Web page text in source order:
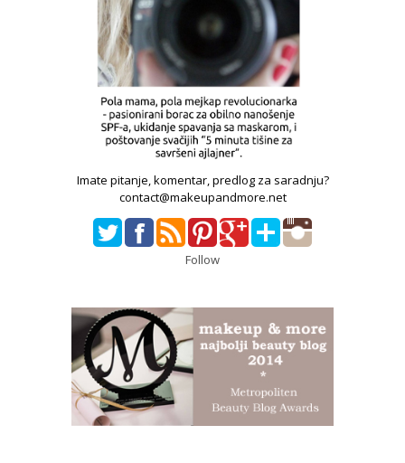
Imate pitanje, komentar, predlog za saradnju?
contact@makeupandmore.net
Follow